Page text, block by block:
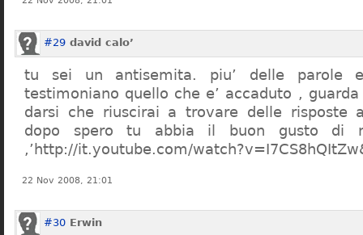
#29 david calo’
tu sei un antisemita. piu’ delle parole
testimoniano quello che e’ accaduto , guarda
darsi che riuscirai a trovare delle risposte
dopo spero tu abbia il buon gusto di
,’http://it.youtube.com/
22 Nov 2008, 21:01
#30 Erwin